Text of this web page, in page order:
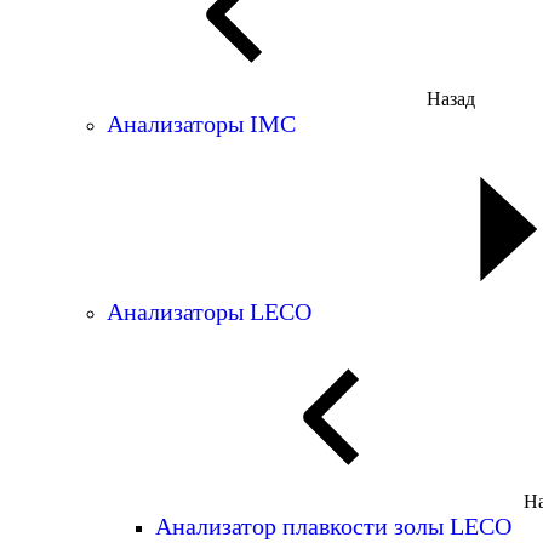
Назад
Анализаторы IMC
Анализаторы LECO
Анализатор плавкости золы LECO